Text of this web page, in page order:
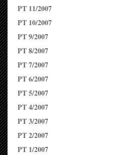
PT 11/2007
PT 10/2007
PT 9/2007
PT 8/2007
PT 7/2007
PT 6/2007
PT 5/2007
PT 4/2007
PT 3/2007
PT 2/2007
PT 1/2007